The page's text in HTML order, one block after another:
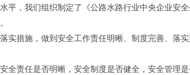
平，我们组织制定了《公路水路行业中央企业安
措施，做到安全工作责任明晰、制度完善、落
责任是否明晰，安全制度是否健全，安全管理